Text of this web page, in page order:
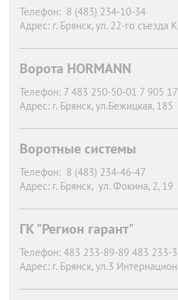
Телефон: 8 (483) 234-10-34
Адрес: г. Брянск, ул. 22-го съезда
Ворота HORMANN
Телефон: 7 483 250-50-01 7 905
Адрес: г. Брянск, ул.Бежицкая, 185
Воротные системы
Телефон: 8 (483) 234-46-47
Адрес: г. Брянск, ул. Фокина, 2, 19
ГК "Регион гарант"
Телефон: 483 233-89-89 483 233-
Адрес: г. Брянск, ул.3